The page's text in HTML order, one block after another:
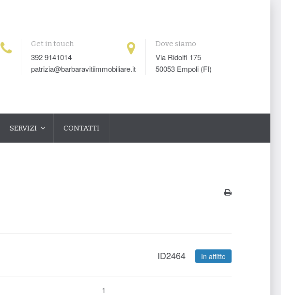
Get in touch
392 9141014
patrizia@barbaravitiimmobiliare.it
Dove siamo
Via Ridolfi 175
50053 Empoli (FI)
SERVIZI CONTATTI
ID2464 In affitto
1